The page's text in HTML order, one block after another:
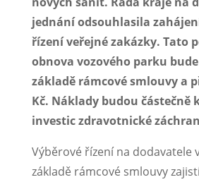
jednání odsouhlasila
řízení veřejné zakázky. Tato
obnova vozového parku
základě rámcové smlouvy a
Kč. Náklady budou částečně
investic zdravotnické
Výběrové řízení na dodavatele
základě rámcové smlouvy